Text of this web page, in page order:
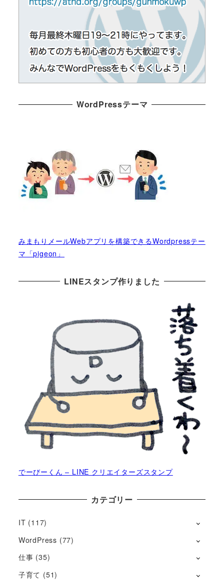
WordPressテーマ
みまもりメールWebアプリを構築できるWordpressテー
マ「pigeon」
LINEスタンプ作りました
でーびーくん – LINE クリエイターズスタンプ
カテゴリー
IT (117)
WordPress (77)
仕事 (35)
子育て (51)